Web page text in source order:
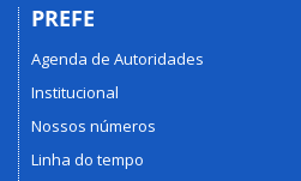
PREFE
Agenda de Autoridades
Institucional
Nossos números
Linha do tempo